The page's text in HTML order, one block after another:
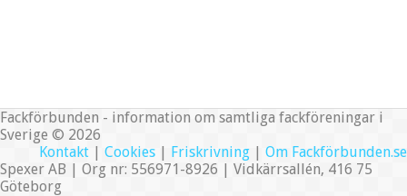
Fackförbunden - information om samtliga fackföreningar i
Sverige © 2026
Kontakt | Cookies | Friskrivning | Om Fackförbunden.se
Spexer AB | Org nr: 556971-8926 | Vidkärrsallén, 416 75
Göteborg